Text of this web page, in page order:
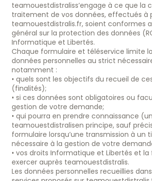
teamouestdistraliss’engage à ce que la
traitement de vos données, effectués à
teamouestdistralis.fr, soient conformes
général sur la protection des données
Informatique et Libertés.
Chaque formulaire et téléservice limite
données personnelles au strict
notamment :
• quels sont les objectifs du recueil de
(finalités);
• si ces données sont obligatoires ou
gestion de votre demande;
• qui pourra en prendre connaissance
teamouestdistralisen principe, sauf
formulaire lorsqu’une transmission à un
nécessaire à la gestion de votre
• vos droits Informatique et Libertés et
exercer auprès teamouestdistralis.
Les données personnelles recueillies